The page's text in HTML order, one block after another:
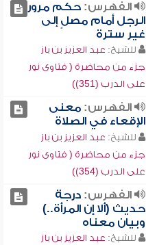
الفهرس:حكم مرور
الرجل أمام مصلٍ إلى
غير سترة
للشيخ: عبد العزيز بن باز
جزء من محاضرة ( فتاوى نور
على الدرب (351))
الفهرس:معنى
الإقعاء في الصلاة
للشيخ: عبد العزيز بن باز
جزء من محاضرة ( فتاوى نور
على الدرب (354))
الفهرس:درجة
حديث (ألا إن المرأة..)
وبيان معناه
للشيخ: عبد العزيز بن باز